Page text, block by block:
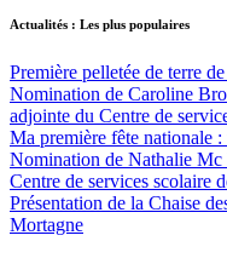
Actualités : Les plus populaires
Première pelletée de terre
Nomination de Caroline
adjointe du Centre de
Ma première fête nationale
Nomination de Nathalie Mc
Centre de services scolaire
Présentation de la Chaise
Mortagne